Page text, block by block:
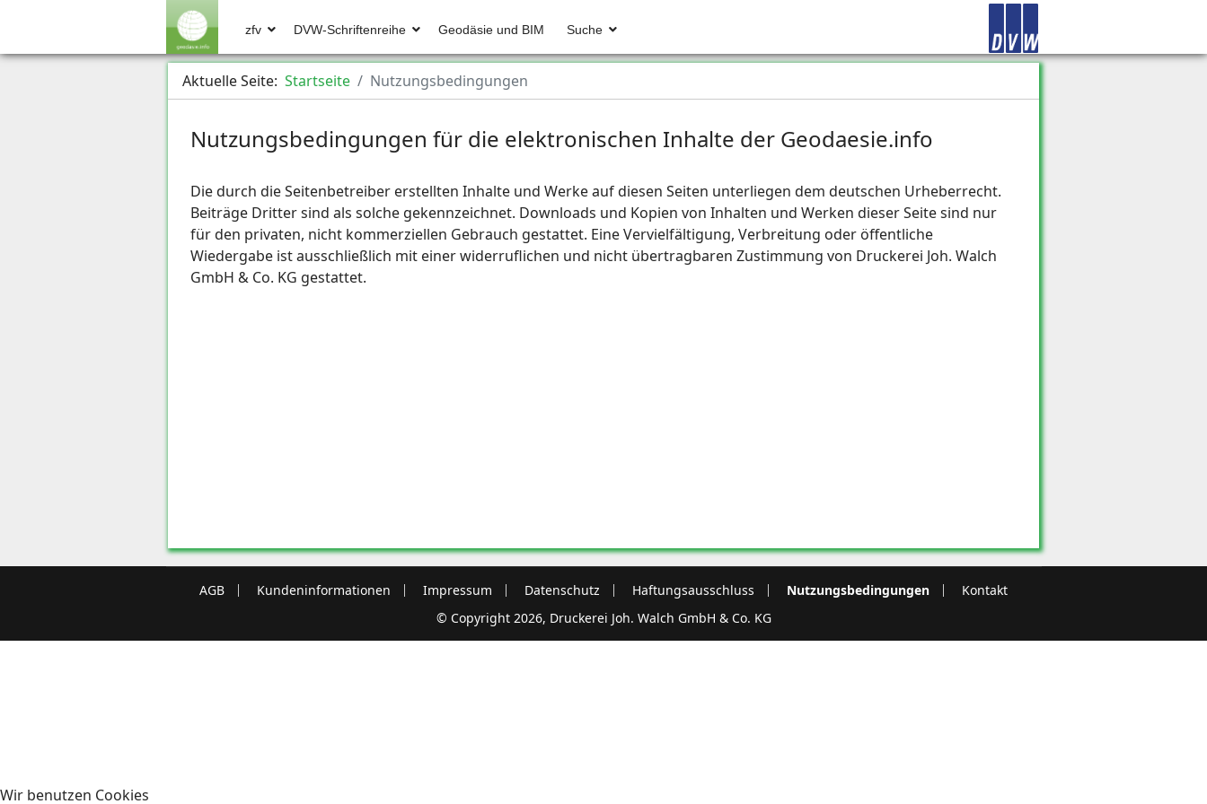
zfv DVW-Schriftenreihe Geodäsie und BIM Suche
Aktuelle Seite: Startseite Nutzungsbedingungen
Nutzungsbedingungen für die elektronischen Inhalte der Geodaesie.info
Die durch die Seitenbetreiber erstellten Inhalte und Werke auf diesen Seiten unterliegen dem deutschen Urheberrecht.
Beiträge Dritter sind als solche gekennzeichnet. Downloads und Kopien von Inhalten und Werken dieser Seite sind nur
für den privaten, nicht kommerziellen Gebrauch gestattet. Eine Vervielfältigung, Verbreitung oder öffentliche
Wiedergabe ist ausschließlich mit einer widerruflichen und nicht übertragbaren Zustimmung von Druckerei Joh. Walch
GmbH & Co. KG gestattet.
AGB Kundeninformationen Impressum Datenschutz Haftungsausschluss Nutzungsbedingungen
Kontakt
© Copyright 2026, Druckerei Joh. Walch GmbH & Co. KG
Wir benutzen Cookies